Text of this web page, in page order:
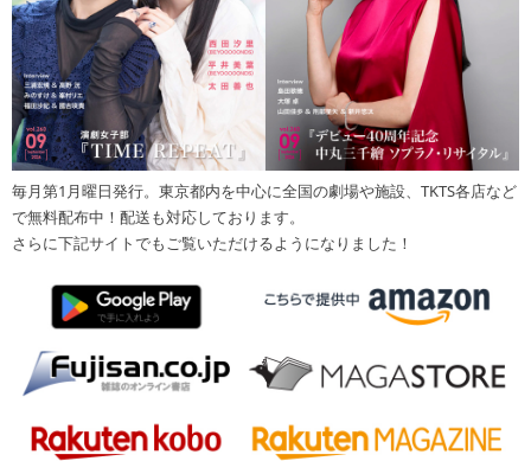
毎月第1月曜日発行。東京都内を中心に全国の劇場や施設、TKTS各店など
で無料配布中！配送も対応しております。
さらに下記サイトでもご覧いただけるようになりました！